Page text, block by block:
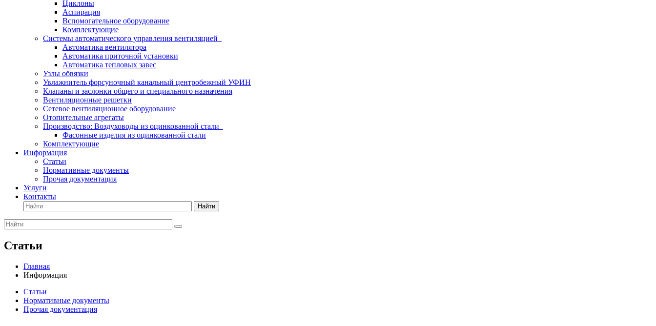
Циклоны
Аспирация
Вспомогательное оборудование
Комплектующие
Системы автоматического управления вентиляцией
Автоматика вентилятора
Автоматика приточной установки
Автоматика тепловых завес
Узлы обвязки
Увлажнитель форсуночный канальный центробежный УФИН
Клапаны и заслонки общего и специального назначения
Вентиляционные решетки
Сетевое вентиляционное оборудование
Отопительные агрегаты
Производство: Воздуховоды из оцинкованной стали
Фасонные изделия из оцинкованной стали
Комплектующие
Информация
Статьи
Нормативные документы
Прочая документация
Услуги
Контакты
Найти
Статьи
Главная
Информация
Статьи
Нормативные документы
Прочая документация